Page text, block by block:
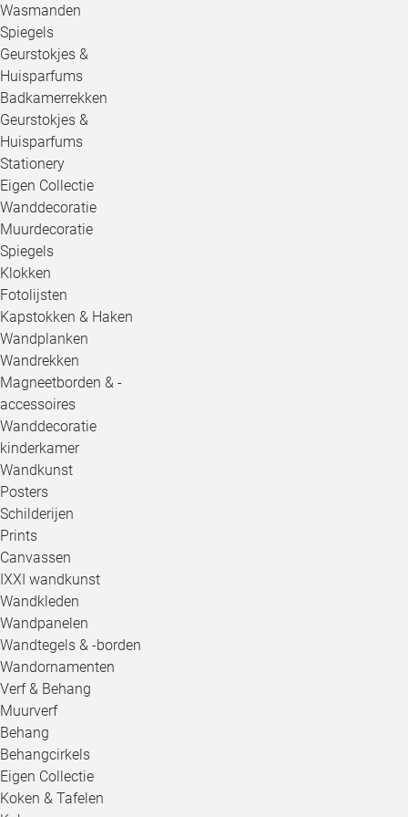
Wasmanden
Spiegels
Geurstokjes &
Huisparfums
Badkamerrekken
Geurstokjes &
Huisparfums
Stationery
Eigen Collectie
Wanddecoratie
Muurdecoratie
Spiegels
Klokken
Fotolijsten
Kapstokken & Haken
Wandplanken
Wandrekken
Magneetborden & -
accessoires
Wanddecoratie
kinderkamer
Wandkunst
Posters
Schilderijen
Prints
Canvassen
IXXI wandkunst
Wandkleden
Wandpanelen
Wandtegels & -borden
Wandornamenten
Verf & Behang
Muurverf
Behang
Behangcirkels
Eigen Collectie
Koken & Tafelen